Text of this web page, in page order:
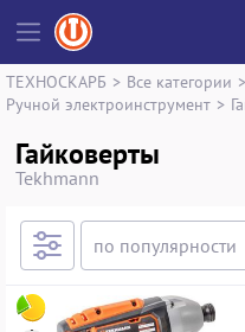
ТЕХНОСКАРБ > Все категории >
Ручной электроинструмент >
Гайковерты
Tekhmann